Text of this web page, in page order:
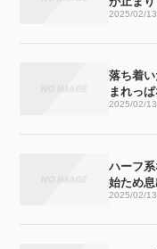
すね
2025/02/13
落ち着
まれっ
ゃいまし
2025/02/13
ハーフ
始ため
ちゃ気
2025/02/13